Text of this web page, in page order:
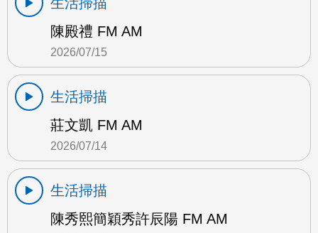
陳殿禮 FM AM
2026/07/15
生活掃描
莊文凱 FM AM
2026/07/14
生活掃描
陳秀熙簡穎秀許辰陽 FM AM